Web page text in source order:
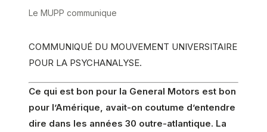
Le MUPP communique
COMMUNIQUÉ DU MOUVEMENT UNIVERSITAIRE
POUR LA PSYCHANALYSE.
Ce qui est bon pour la General Motors est bon
pour l’Amérique, avait-on coutume d’entendre
dire dans les années 30 outre-atlantique. La